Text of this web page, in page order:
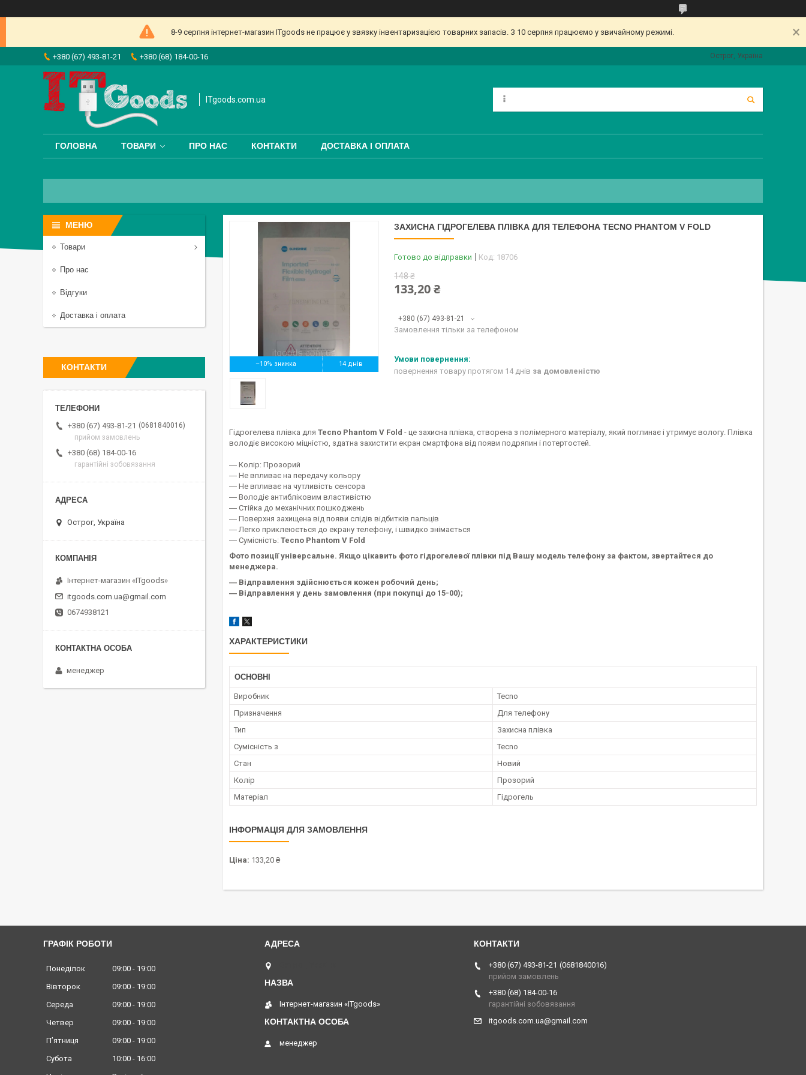
8-9 серпня інтернет-магазин ITgoods не працює у звязку інвентаризацією товарних запасів. З 10 серпня працюємо у звичайному режимі.
+380 (67) 493-81-21 +380 (68) 184-00-16 Острог, Україна
ITgoods.com.ua
ГОЛОВНА ТОВАРИ ПРО НАС КОНТАКТИ ДОСТАВКА І ОПЛАТА
–10% 14 днів
ЗАХИСНА ГІДРОГЕЛЕВА ПЛІВКА ДЛЯ ТЕЛЕФОНА TECNO PHANTOM V FOLD
Готово до відправки Код: 18706
148 ₴
133,20 ₴
+380 (67) 493-81-21
Замовлення тільки за телефоном
повернення товару протягом 14 днів за домовленістю
Гідрогелева плівка для Tecno Phantom V Fold - це захисна плівка, створена з полімерного матеріалу, який поглинає і утримує вологу. Плівка
володіє високою міцністю, здатна захистити екран смартфона від появи подряпин і потертостей.
― Колір: Прозорий
― Не впливає на передачу кольору
― Не впливає на чутливість сенсора
― Володіє антибліковим властивістю
― Стійка до механічних пошкоджень
― Поверхня захищена від появи слідів відбитків пальців
― Легко приклеюється до екрану телефону, і швидко знімається
― Сумісність: Tecno Phantom V Fold
Фото позиції універсальне. Якщо цікавить фото гідрогелевої плівки під Вашу модель телефону за фактом, звертайтеся до
менеджера.
― Відправлення здійснюється кожен робочий день;
― Відправлення у день замовлення (при покупці до 15-00);
ХАРАКТЕРИСТИКИ
ОСНОВНІ
Виробник
Tecno
Призначення
Для телефону
Тип
Захисна плівка
Сумісність з
Tecno
Стан
Новий
Колір
Прозорий
Матеріал
Гідрогель
ІНФОРМАЦІЯ ДЛЯ ЗАМОВЛЕННЯ
Ціна: 133,20 ₴
Товари
Про нас
Відгуки
Доставка і оплата
КОНТАКТИ
+380 (67) 493-81-21
0681840016
прийом замовлень
+380 (68) 184-00-16
гарантійні зобовязання
Острог, Україна
Інтернет-магазин «ITgoods»
itgoods.com.ua@gmail.com
0674938121
менеджер
ГРАФІК РОБОТИ
Понеділок 09:00
19:00
Вівторок
09:00
19:00
Середа
09:00
19:00
Четвер
09:00
19:00
Пʼятниця
09:00
19:00
Субота
10:00
16:00
Інтернет-магазин «ITgoods»
менеджер
+380 (67) 493-81-21
0681840016
прийом замовлень
+380 (68) 184-00-16
гарантійні зобовязання
itgoods.com.ua@gmail.com